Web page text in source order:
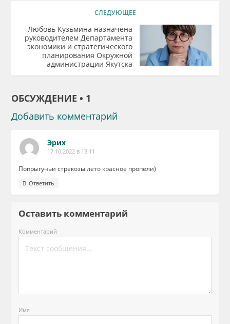
СЛЕДУЮЩЕЕ
Любовь Кузьмина назначена
руководителем Департамента
экономики и стратегического
планирования Окружной
администрации Якутска
ОБСУЖДЕНИЕ • 1
Добавить комментарий
Эрих
17.10.2022 в 13:11
Попрыгуньи стрекозы лето красное пропели)
Ответить
Оставить комментарий
Комментарий
Имя